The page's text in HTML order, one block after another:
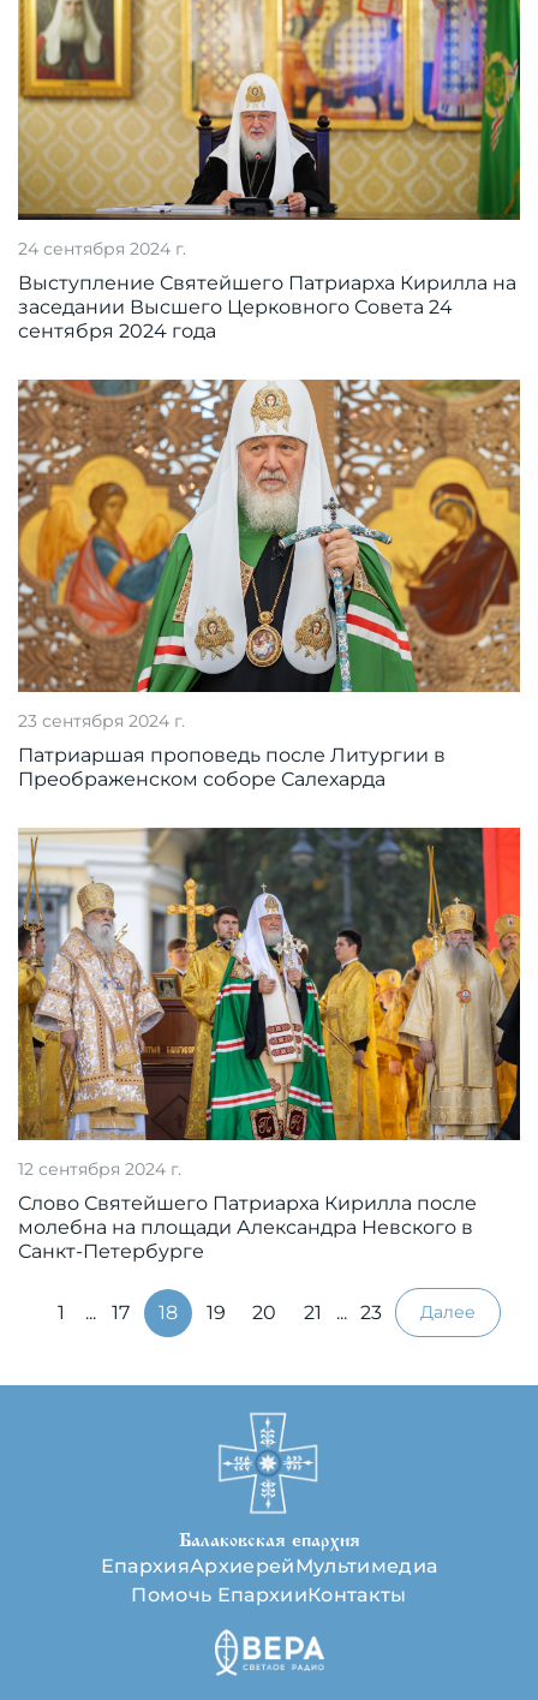
24 сентября 2024 г.
Выступление Святейшего Патриарха Кирилла на
заседании Высшего Церковного Совета 24
сентября 2024 года
23 сентября 2024 г.
Патриаршая проповедь после Литургии в
Преображенском соборе Салехарда
12 сентября 2024 г.
Слово Святейшего Патриарха Кирилла после
молебна на площади Александра Невского в
Санкт-Петербурге
1 ... 17 18 19 20 21 ... 23 Далее
Балаковская епархия
ЕпархияАрхиерейМультимедиа
Помочь ЕпархииКонтакты